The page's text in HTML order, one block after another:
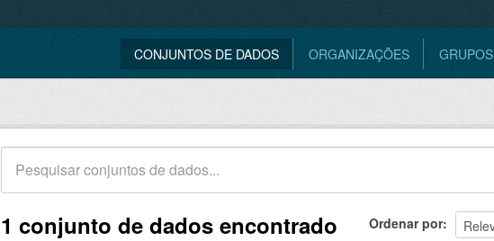
CONJUNTOS DE DADOS ORGANIZAÇÕES GRUPOS
Ordenar por
1 conjunto de dados encontrado